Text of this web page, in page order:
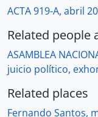
ACTA 919-A, abril
Related people
ASAMBLEA
juicio político,
Related places
Fernando Santos,